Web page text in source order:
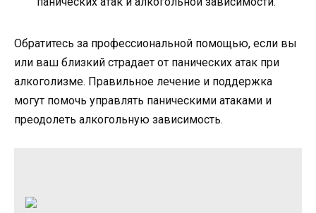
Обратитесь за профессиональной помощью, если вы
или ваш близкий страдает от панических атак при
алкоголизме. Правильное лечение и поддержка
могут помочь управлять паническими атаками и
преодолеть алкогольную зависимость.